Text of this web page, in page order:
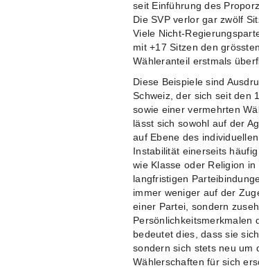
seit Einführung des
Die SVP verlor gar zwölf
Viele Nicht-
mit +17 Sitzen den
Wähleranteil erstmals
Diese Beispiele sind
Schweiz, der sich seit den
sowie einer vermehrten
lässt sich sowohl auf der
auf Ebene des
Instabilität einerseits
wie Klasse oder Religion
langfristigen
immer weniger auf der
einer Partei, sondern
Persönlichkeitsmerkmalen
bedeutet dies, dass sie
sondern sich stets neu um
Wählerschaften für sich